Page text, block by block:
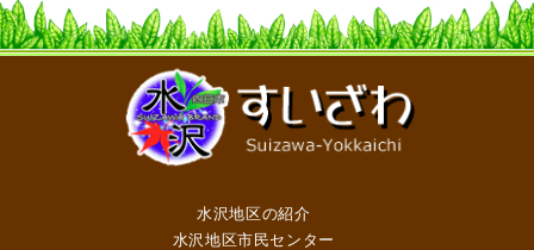
水沢地区の紹介
水沢地区市民センター